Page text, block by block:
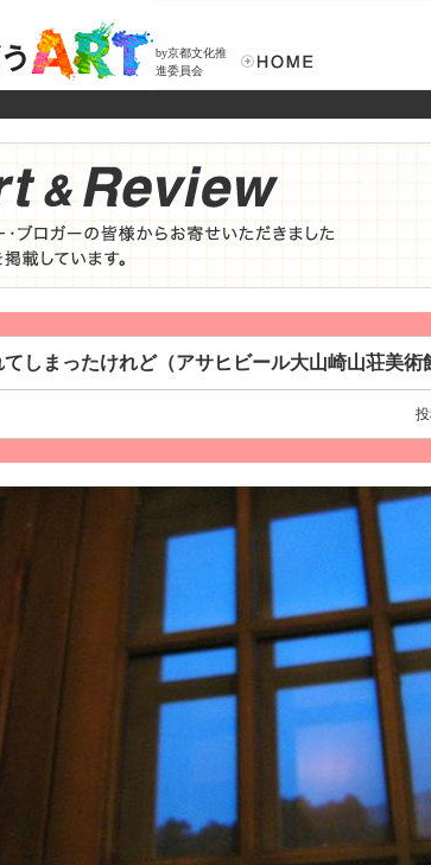
by京都文化推
進委員会
しまったけれど（アサヒビール大山崎山荘美術